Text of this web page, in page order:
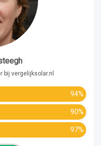
bij vergelijksolar.nl
94%
90%
97%